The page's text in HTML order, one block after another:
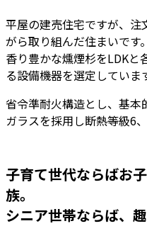
平屋の建売住宅ですが、
がら取り組んだ住まいです。
香り豊かな燻煙杉をLDKと
る設備機器を選定していま
省令準耐火構造とし、基
ガラスを採用し断熱等級6
子育て世代ならばお
族。
シニア世帯ならば、趣